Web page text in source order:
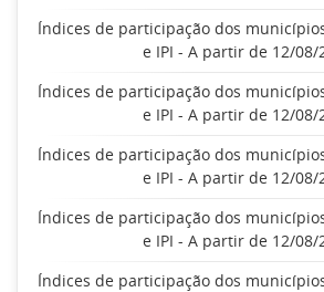
Índices de participação dos
e IPI - A partir de 12/08/
Índices de participação dos
e IPI - A partir de 12/08/
Índices de participação dos
e IPI - A partir de 12/08/
Índices de participação dos
e IPI - A partir de 12/08/
Índices de participação dos